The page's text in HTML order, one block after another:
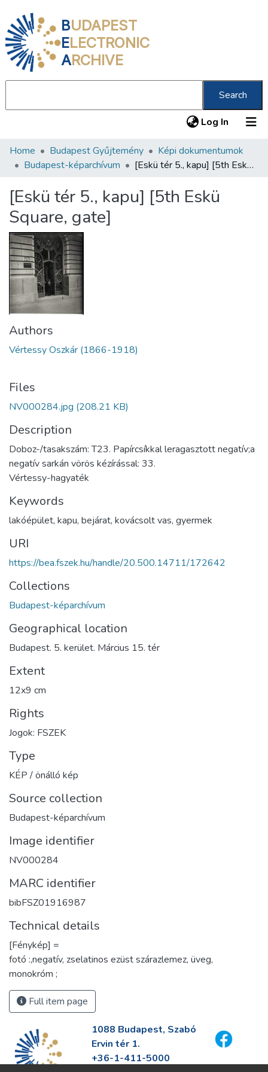
BUDAPEST
ELECTRONIC
ARCHIVE
Search
Log In (current)
Communities & Collections
Statistics
About us
Home Budapest Gyűjtemény
Képi dokumentumok
Budapest-képarchívum
[Eskü tér 5., kapu] [5th Eskü Square, gate]
[Eskü tér 5., kapu] [5th Eskü
Square, gate]
Authors
Vértessy Oszkár (1866-1918)
Files
NV000284.jpg (208.21 KB)
Description
Doboz-/tasakszám: T23. Papírcsíkkal leragasztott negatív;a
negatív sarkán vörös kézírással: 33.
Vértessy-hagyaték
Keywords
lakóépület, kapu, bejárat, kovácsolt vas, gyermek
URI
https://bea.fszek.hu/handle/20.500.14711/172642
Collections
Budapest-képarchívum
Geographical location
Budapest. 5. kerület. Március 15. tér
Extent
12x9 cm
Rights
Jogok: FSZEK
Type
KÉP / önálló kép
Source collection
Budapest-képarchívum
Image identifier
NV000284
MARC identifier
bibFSZ01916987
Technical details
[Fénykép] =
fotó :,negatív, zselatinos ezüst szárazlemez, üveg,
monokróm ;
Full item page
1088 Budapest, Szabó
Ervin tér 1.
+36-1-411-5000